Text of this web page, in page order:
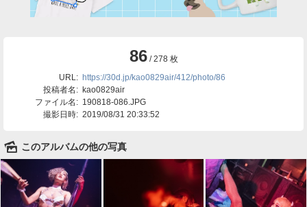
86 / 278 枚
URL: https://30d.jp/kao0829air/412/photo/86
投稿者名: kao0829air
ファイル名: 190818-086.JPG
撮影日時: 2019/08/31 20:33:52
🌄 このアルバムの他の写真